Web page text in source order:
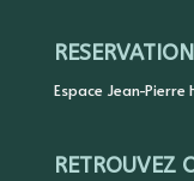
Espace Jean-Pierre
RETROUVEZ